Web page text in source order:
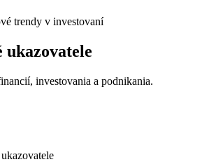
ukazovatele
investovania a podnikania.